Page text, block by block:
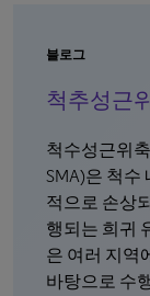
블로그
척추성근
척수성근위
SMA)은 척수
적으로 손상
행되는 희귀
은 여러 지역
바탕으로 수